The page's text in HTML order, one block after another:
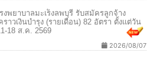
งพยาบาลมะเร็งลพบุรี รับสมัครลูกจ้าง
ราวเงินบำรุง (รายเดือน) 82 อัตรา ตั้งแต่วัน
18 ส.ค. 2569
2026/08/07